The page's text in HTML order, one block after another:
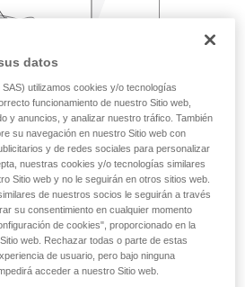
datos
utilizamos cookies y/o tecnologías
funcionamiento de nuestro Sitio web,
y anuncios, y analizar nuestro tráfico. También
su navegación en nuestro Sitio web con
y de redes sociales para personalizar
nuestras cookies y/o tecnologías similares
Sitio web y no le seguirán en otros sitios web.
de nuestros socios le seguirán a través
su consentimiento en cualquier momento
de cookies", proporcionado en la
web. Rechazar todas o parte de estas
de usuario, pero bajo ninguna
acceder a nuestro Sitio web.